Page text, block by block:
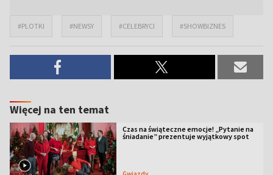
#PLOTKI #NEWSY #CELEBRYCI #SHOWBIZNES
Więcej na ten temat
Czas na świąteczne emocje! „Pytanie na
śniadanie” prezentuje wyjątkowy spot